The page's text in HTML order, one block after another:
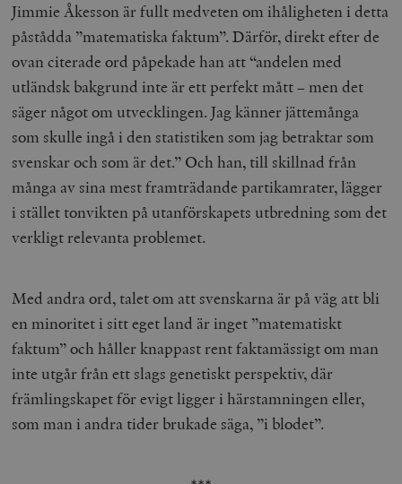
Jimmie Åkesson är fullt medveten om ihåligheten i detta
påstådda ”matematiska faktum”. Därför, direkt efter de
ovan citerade ord påpekade han att “andelen med
utländsk bakgrund inte är ett perfekt mått – men det
säger något om utvecklingen. Jag känner jättemånga
som skulle ingå i den statistiken som jag betraktar som
svenskar och som är det.” Och han, till skillnad från
många av sina mest framträdande partikamrater, lägger
i stället tonvikten på utanförskapets utbredning som det
verkligt relevanta problemet.
Med andra ord, talet om att svenskarna är på väg att bli
en minoritet i sitt eget land är inget ”matematiskt
faktum” och håller knappast rent faktamässigt om man
inte utgår från ett slags genetiskt perspektiv, där
främlingskapet för evigt ligger i härstamningen eller,
som man i andra tider brukade säga, ”i blodet”.